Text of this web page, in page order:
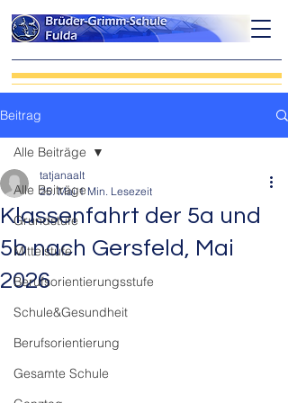
Beitrag
Alle Beiträge
Grundstufe
Mittelstufe
Berufsorientierungsstufe
Schule&Gesundheit
Berufsorientierung
Gesamte Schule
Alle Beiträge
Klassenfahrt der 5a und
5b nach Gersfeld, Mai
2026
tatjanaalt
25. Mai 1 Min. Lesezeit